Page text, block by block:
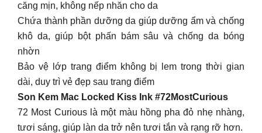
căng mịn, không nếp nhăn cho da
Chứa thành phần dưỡng da giúp dưỡng ẩm và chống
khô da, giúp bột phấn bám sâu và chống da bóng
nhờn
Bảo vệ lớp trang điểm không bị lem trong thời gian
dài, duy trì vẻ đẹp sau trang điểm
Son Kem Mac Locked Kiss Ink #72MostCurious
72 Most Curious là một màu hồng pha đỏ nhẹ nhàng,
tươi sáng, giúp làn da trở nên tươi tắn và rạng rỡ hơn.